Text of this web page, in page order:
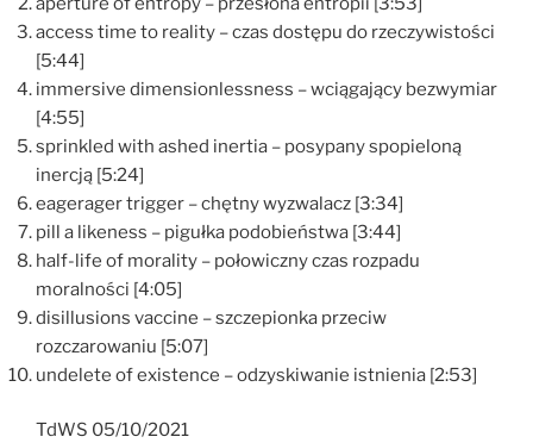
access time to reality – czas dostępu do rzeczywistości
[5:44]
immersive dimensionlessness – wciągający bezwymiar
[4:55]
sprinkled with ashed inertia – posypany spopieloną
inercją [5:24]
eagerager trigger – chętny wyzwalacz [3:34]
pill a likeness – pigułka podobieństwa [3:44]
half-life of morality – połowiczny czas rozpadu
moralności [4:05]
disillusions vaccine – szczepionka przeciw
rozczarowaniu [5:07]
undelete of existence – odzyskiwanie istnienia [2:53]
TdWS 05/10/2021